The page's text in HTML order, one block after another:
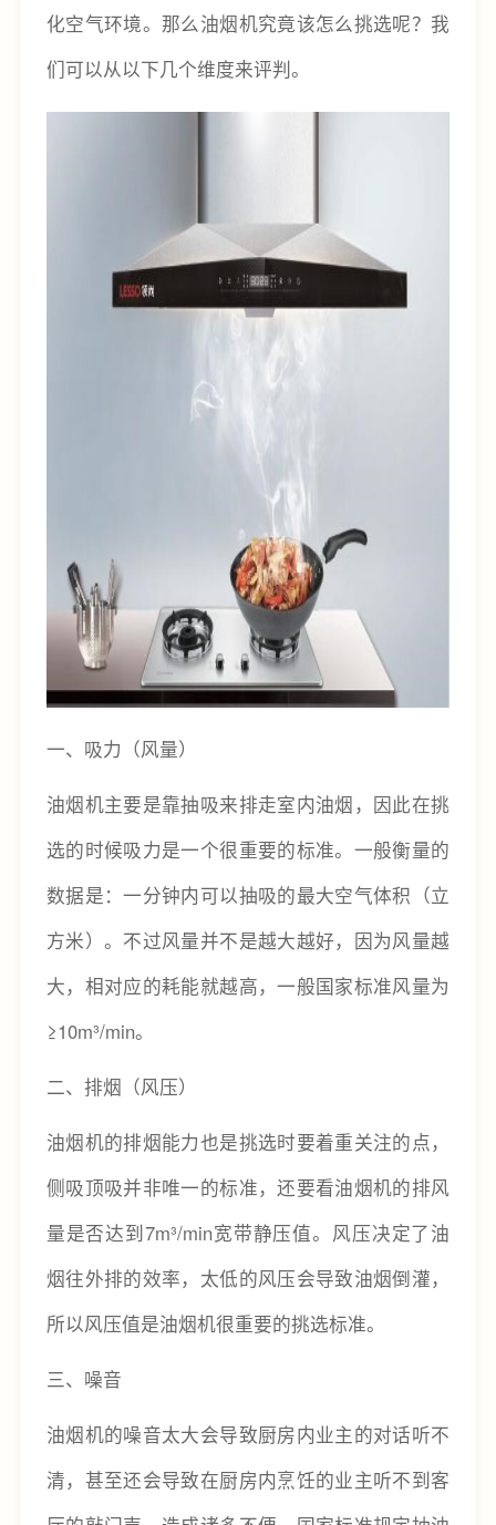
化空气环境。那么油烟机究竟该怎么挑选呢？我
们可以从以下几个维度来评判。
一、吸力（风量）
油烟机主要是靠抽吸来排走室内油烟，因此在挑
选的时候吸力是一个很重要的标准。一般衡量的
数据是：一分钟内可以抽吸的最大空气体积（立
方米）。不过风量并不是越大越好，因为风量越
大，相对应的耗能就越高，一般国家标准风量为
≥10m³/min。
二、排烟（风压）
油烟机的排烟能力也是挑选时要着重关注的点，
侧吸顶吸并非唯一的标准，还要看油烟机的排风
量是否达到7m³/min宽带静压值。风压决定了油
烟往外排的效率，太低的风压会导致油烟倒灌，
所以风压值是油烟机很重要的挑选标准。
三、噪音
油烟机的噪音太大会导致厨房内业主的对话听不
清，甚至还会导致在厨房内烹饪的业主听不到客